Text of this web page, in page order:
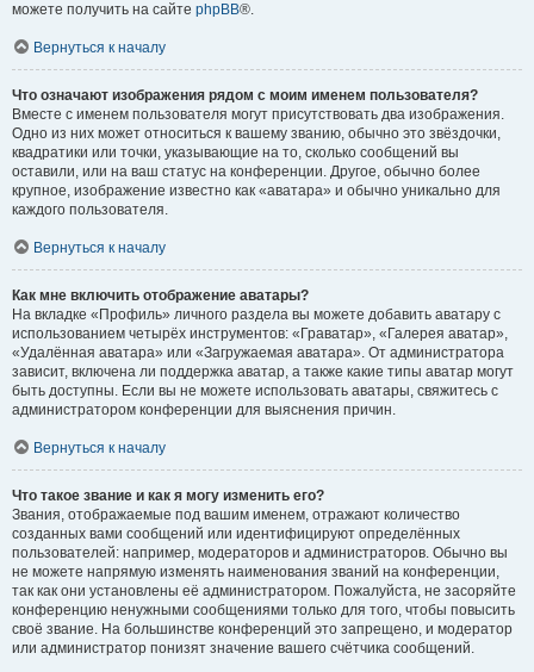
можете получить на сайте phpBB®.
Вернуться к началу
Что означают изображения рядом с моим именем пользователя?
Вместе с именем пользователя могут присутствовать два изображения.
Одно из них может относиться к вашему званию, обычно это звёздочки,
квадратики или точки, указывающие на то, сколько сообщений вы
оставили, или на ваш статус на конференции. Другое, обычно более
крупное, изображение известно как «аватара» и обычно уникально для
каждого пользователя.
Вернуться к началу
Как мне включить отображение аватары?
На вкладке «Профиль» личного раздела вы можете добавить аватару с
использованием четырёх инструментов: «Граватар», «Галерея аватар»,
«Удалённая аватара» или «Загружаемая аватара». От администратора
зависит, включена ли поддержка аватар, а также какие типы аватар могут
быть доступны. Если вы не можете использовать аватары, свяжитесь с
администратором конференции для выяснения причин.
Вернуться к началу
Что такое звание и как я могу изменить его?
Звания, отображаемые под вашим именем, отражают количество
созданных вами сообщений или идентифицируют определённых
пользователей: например, модераторов и администраторов. Обычно вы
не можете напрямую изменять наименования званий на конференции,
так как они установлены её администратором. Пожалуйста, не засоряйте
конференцию ненужными сообщениями только для того, чтобы повысить
своё звание. На большинстве конференций это запрещено, и модератор
или администратор понизят значение вашего счётчика сообщений.